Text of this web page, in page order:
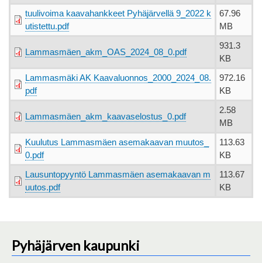
tuulivoima kaavahankkeet Pyhäjärvellä 9_2022 k
utistettu.pdf
67.96
MB
Lammasmäen_akm_OAS_2024_08_0.pdf
931.3
KB
Lammasmäki AK Kaavaluonnos_2000_2024_08.
pdf
972.16
KB
Lammasmäen_akm_kaavaselostus_0.pdf
2.58
MB
Kuulutus Lammasmäen asemakaavan muutos_
0.pdf
113.63
KB
Lausuntopyyntö Lammasmäen asemakaavan m
uutos.pdf
113.67
KB
Pyhäjärven kaupunki